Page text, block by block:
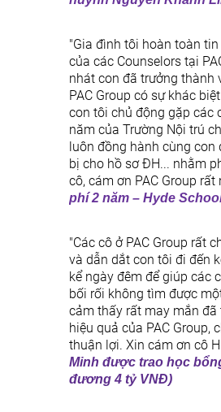
"Gia đình tôi hoàn toàn
của các Counselors tại
nhát con đã trưởng thành
PAC Group có sự khác
con tôi chủ động gặp các
năm của Trường Nội trú
luôn đồng hành cùng con
bị cho hồ sơ ĐH... nhằm
cô, cám ơn PAC Group rất
phí 2 năm – Hyde
"Các cô ở PAC Group rất
và dẫn dắt con tôi đi đến
kể ngày đêm để giúp các
bối rối không tìm được
cảm thấy rất may mắn
hiệu quả của PAC
thuận lợi. Xin cám ơn cô
Minh được trao học
đương 4 tỷ VNĐ)